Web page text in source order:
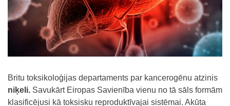
Britu toksikoloģijas departaments par kancerogēnu atzinis
niķeli. Savukārt Eiropas Savienība vienu no tā sāls formām
klasificējusi kā toksisku reproduktīvajai sistēmai. Akūta